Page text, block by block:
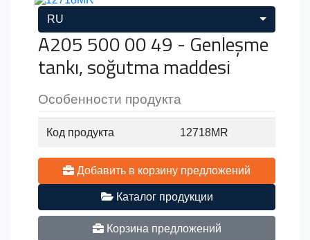
RU
A205 500 00 49 - Genleşme
tankı, soğutma maddesi
Особенности продукта
Код продукта 12718MR
Добавить в корзину предложений
Каталог продукции
Корзина предложений